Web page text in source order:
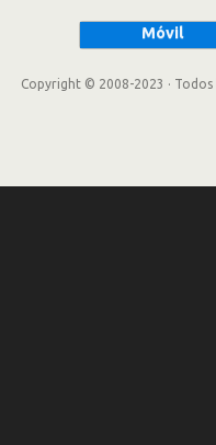
Móvil
Copyright © 2008-2023 ·